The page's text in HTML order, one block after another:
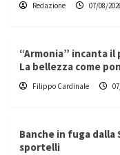
Redazione 07/08/
“Armonia” incanta il
La bellezza come
Filippo Cardinale
Banche in fuga
sportelli